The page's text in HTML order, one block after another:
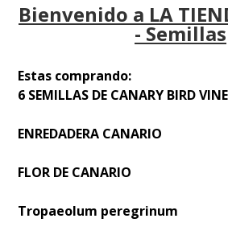
Bienvenido a LA
- Semillas
Estas comprando:
6 SEMILLAS DE CANARY BIRD VINE
ENREDADERA CANARIO
FLOR DE CANARIO
Tropaeolum peregrinum